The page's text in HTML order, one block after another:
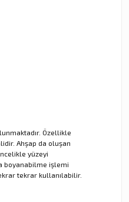
Özellikle
Ahşap da oluşan
yüzeyi
boyanabilme işlemi
tekrar kullanılabilir.